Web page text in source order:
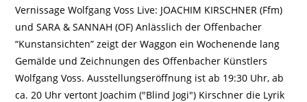
Vernissage Wolfgang Voss Live: JOACHIM KIRSCHNER (Ffm)
und SARA & SANNAH (OF) Anlässlich der Offenbacher
“Kunstansichten” zeigt der Waggon ein Wochenende lang
Gemälde und Zeichnungen des Offenbacher Künstlers
Wolfgang Voss. Ausstellungseröffnung ist ab 19:30 Uhr, ab
ca. 20 Uhr vertont Joachim ("Blind Jogi") Kirschner die Lyrik